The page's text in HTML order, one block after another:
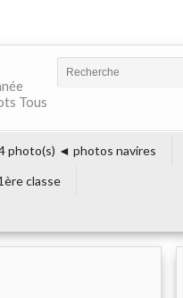
Tous
photo(s) ◄ photos navires
classe